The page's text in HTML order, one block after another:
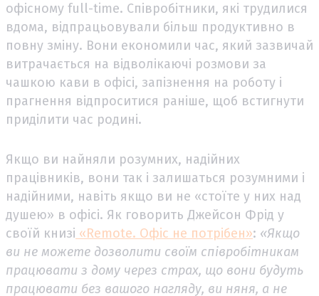
офісному full-time. Співробітники, які трудилися
вдома, відпрацьовували більш продуктивно в
повну зміну. Вони економили час, який зазвичай
витрачається на відволікаючі розмови за
чашкою кави в офісі, запізнення на роботу і
прагнення відпроситися раніше, щоб встигнути
приділити час родині.
Якщо ви найняли розумних, надійних
працівників, вони так і залишаться розумними і
надійними, навіть якщо ви не «стоїте у них над
душею» в офісі. Як говорить Джейсон Фрід у
своїй книзі «Remote. Офіс не потрібен»: «Якщо
ви не можете дозволити своїм співробітникам
працювати з дому через страх, що вони будуть
працювати без вашого нагляду, ви няня, а не